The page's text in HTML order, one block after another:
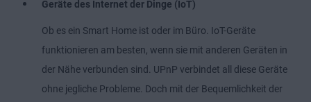
Geräte des Internet der Dinge (IoT)
Ob es ein Smart Home ist oder im Büro. IoT-Geräte
funktionieren am besten, wenn sie mit anderen Geräten in
der Nähe verbunden sind. UPnP verbindet all diese Geräte
ohne jegliche Probleme. Doch mit der Bequemlichkeit der